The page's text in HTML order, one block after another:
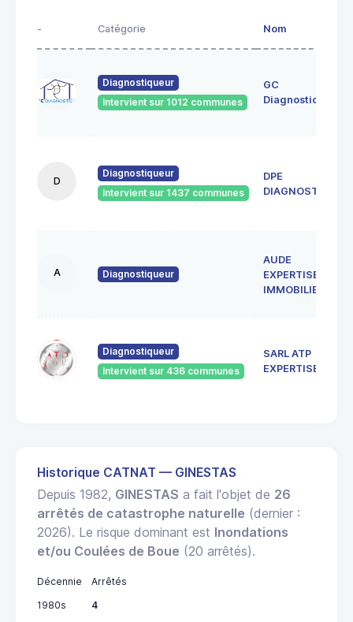
- Catégorie Nom
Diagnostiqueur
Intervient sur 1012 communes
GC
Diagnostics
D
Diagnostiqueur
Intervient sur 1437 communes
DPE
DIAGNOSTICS
A Diagnostiqueur
AUDE
EXPERTISE
IMMOBILIERE
Diagnostiqueur
Intervient sur 436 communes
SARL ATP
EXPERTISES
Historique CATNAT — GINESTAS
Depuis 1982, GINESTAS a fait l'objet de 26
arrêtés de catastrophe naturelle (dernier :
2026). Le risque dominant est Inondations
et/ou Coulées de Boue (20 arrêtés).
Décennie
Arrêtés
1980s
4